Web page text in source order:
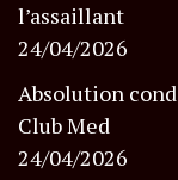
l’assaillant
24/04/2026
Absolution
Club Med
24/04/2026